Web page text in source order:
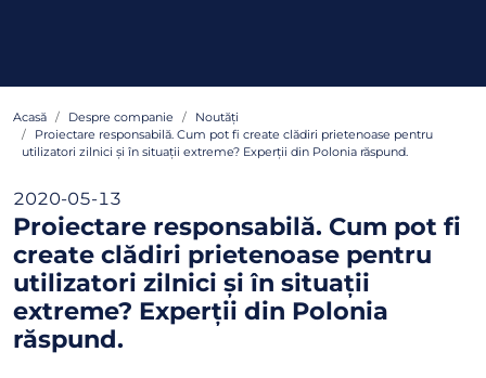
Acasă Despre companie
Noutăți
Proiectare responsabilă. Cum pot fi create clădiri prietenoase pentru
utilizatori zilnici și în situații extreme? Experții din Polonia răspund.
2020-05-13
Proiectare responsabilă. Cum pot fi
create clădiri prietenoase pentru
utilizatori zilnici și în situații
extreme? Experții din Polonia
răspund.